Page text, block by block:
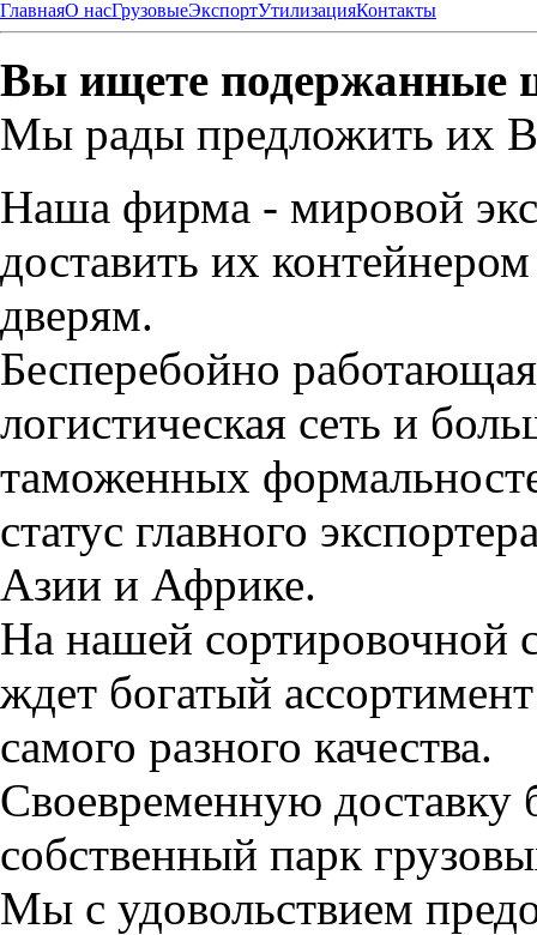
ГлавнаяО насГрузовыеЭкспортУтилизацияКонтакты
Вы ищете подержанные
Мы рады предложить их
Наша фирма - мировой
доставить их
дверям.
Бесперебойно
логистическая сеть и
таможенных
статус главного
Азии и Африке.
На нашей сортировочной
ждет богатый
самого разного качества.
Своевременную доставку
собственный парк
Мы с удовольствием